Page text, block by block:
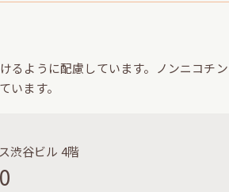
ように配慮しています。ノンニコチ
います。
渋谷ビル 4階